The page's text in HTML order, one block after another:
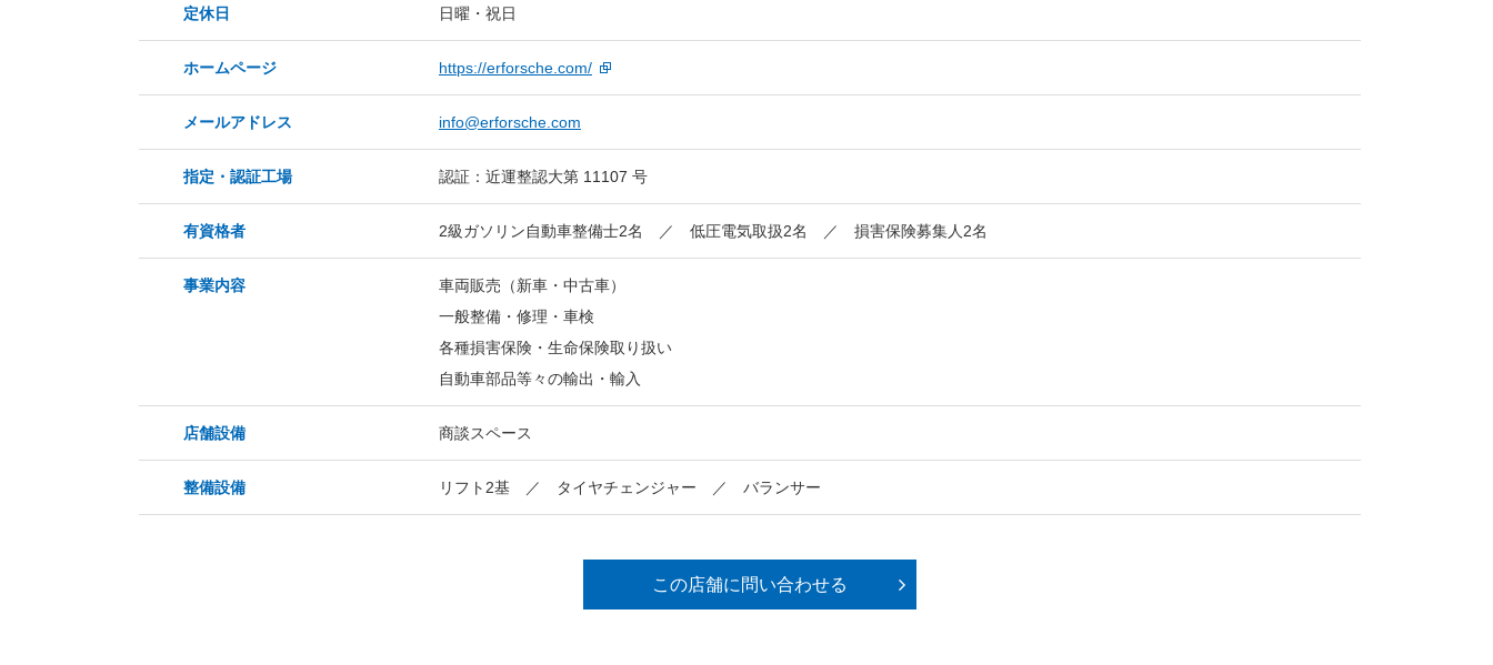
定休日 日曜・祝日
ホームページ https://erforsche.com/
メールアドレス info@erforsche.com
指定・認証工場 認証：近運整認大第 11107 号
有資格者 2級ガソリン自動車整備士2名 ／ 低圧電気取扱2名 ／ 損害保険募集人2名
事業内容
車両販売（新車・中古車）
一般整備・修理・車検
各種損害保険・生命保険取り扱い
自動車部品等々の輸出・輸入
店舗設備 商談スペース
整備設備 リフト2基 ／ タイヤチェンジャー ／ バランサー
この店舗に問い合わせる